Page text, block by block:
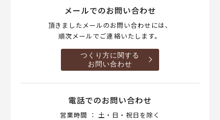
メールでのお問い合わせ
頂きましたメールのお問い合わせには、
順次メールでご連絡いたします。
つくり方に関する
お問い合わせ
電話でのお問い合わせ
営業時間 ： 土・日・祝日を除く